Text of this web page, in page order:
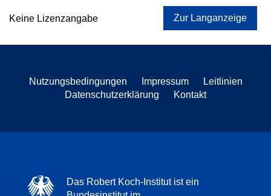
Keine Lizenzangabe Zur Langanzeige
Nutzungsbedingungen Impressum
Leitlinien
Datenschutzerklärung
Kontakt
Das Robert Koch-Institut ist ein